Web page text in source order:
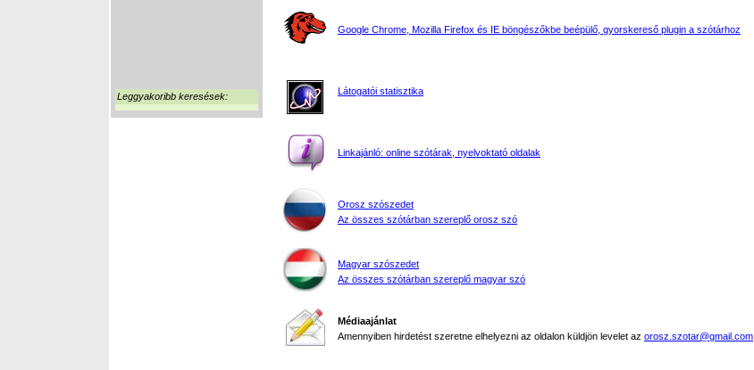
Leggyakoribb keresések:
Google Chrome, Mozilla Firefox és IE böngészőkbe beépülő, gyorskereső plugin a szótárhoz
Látogatói statisztika
Linkajánló: online szótárak, nyelvoktató oldalak
Orosz szószedet
Az összes szótárban szereplő orosz szó
Magyar szószedet
Az összes szótárban szereplő magyar szó
Médiaajánlat
Amennyiben hirdetést szeretne elhelyezni az oldalon küldjön levelet az orosz.szotar@gmail.com